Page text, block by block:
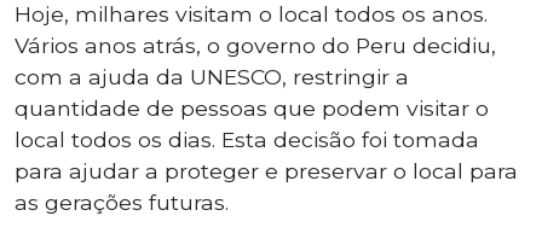
Hoje, milhares visitam o local todos os anos.
Vários anos atrás, o governo do Peru decidiu,
com a ajuda da UNESCO, restringir a
quantidade de pessoas que podem visitar o
local todos os dias. Esta decisão foi tomada
para ajudar a proteger e preservar o local para
as gerações futuras.